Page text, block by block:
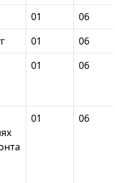
01
06
01
06
01 06
01 06